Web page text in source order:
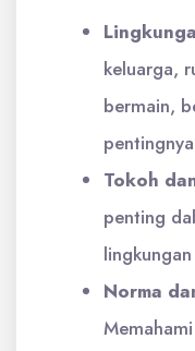
keluarga,
bermain,
Tokoh
penting
Norma